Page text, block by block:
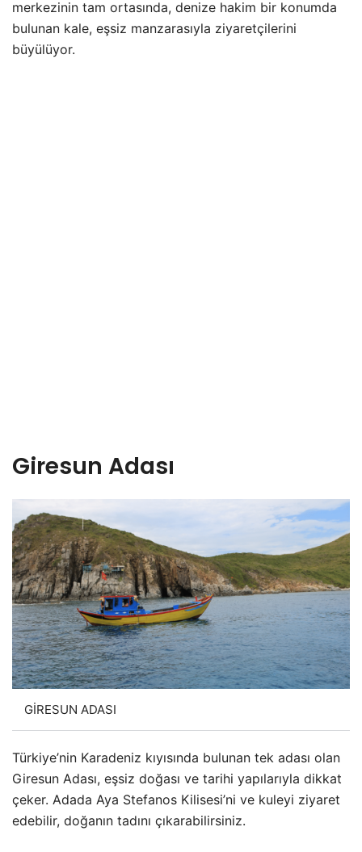
merkezinin tam ortasında, denize hakim bir konumda
bulunan kale, eşsiz manzarasıyla ziyaretçilerini
büyülüyor.
Giresun Adası
GİRESUN ADASI
Türkiye’nin Karadeniz kıyısında bulunan tek adası olan
Giresun Adası, eşsiz doğası ve tarihi yapılarıyla dikkat
çeker. Adada Aya Stefanos Kilisesi’ni ve kuleyi ziyaret
edebilir, doğanın tadını çıkarabilirsiniz.